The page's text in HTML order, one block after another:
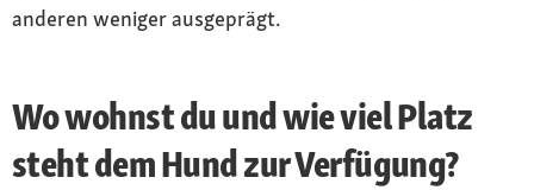
anderen weniger ausgeprägt.
Wo wohnst du und wie viel Platz
steht dem Hund zur Verfügung?